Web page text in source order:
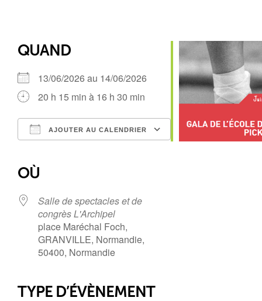
QUAND
13/06/2026 au 14/06/2026
20 h 15 min à 16 h 30 min
AJOUTER AU CALENDRIER
OÙ
Salle de spectacles et de
congrès L'Archipel
place Maréchal Foch,
GRANVILLE, Normandie,
50400, Normandie
TYPE D’ÉVÈNEMENT